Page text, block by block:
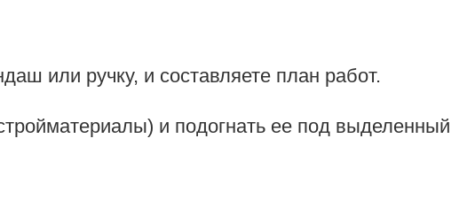
или ручку, и составляете план работ.
и подогнать ее под выделенный